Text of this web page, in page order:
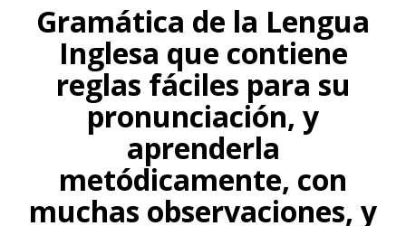
Gramática de la Lengua
Inglesa que contiene
reglas fáciles para su
pronunciación, y
aprenderla
metódicamente, con
muchas observaciones, y